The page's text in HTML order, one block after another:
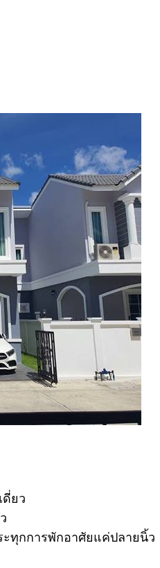
ยว
ทุกการพักอาศัยแค่ปลายนิ้ว